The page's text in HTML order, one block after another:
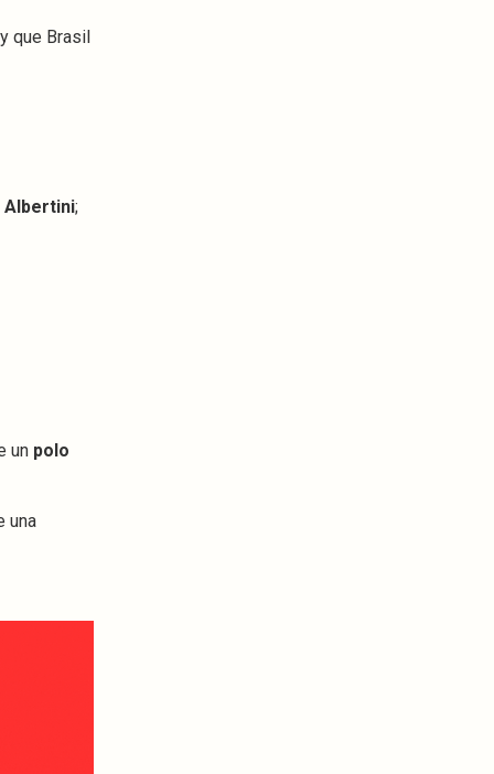
que Brasil
Albertini;
un polo
una